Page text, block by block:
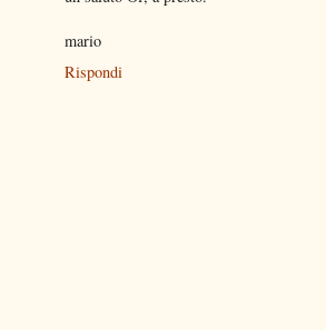
mario
Rispondi